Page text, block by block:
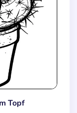
Topf